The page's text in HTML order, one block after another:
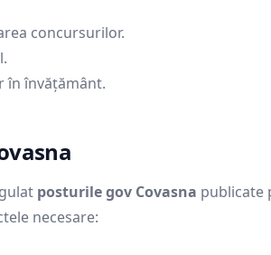
concursurilor.
în învățământ.
posturile gov Covasna publicate
necesare: